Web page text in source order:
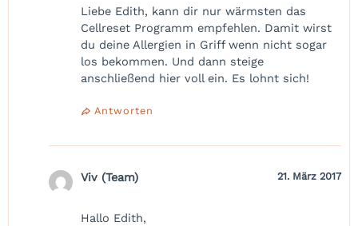
Liebe Edith, kann dir nur wärmsten das
Cellreset Programm empfehlen. Damit wirst
du deine Allergien in Griff wenn nicht sogar
los bekommen. Und dann steige
anschließend hier voll ein. Es lohnt sich!
Antworten
Viv (Team) 21. März 2017
Hallo Edith,